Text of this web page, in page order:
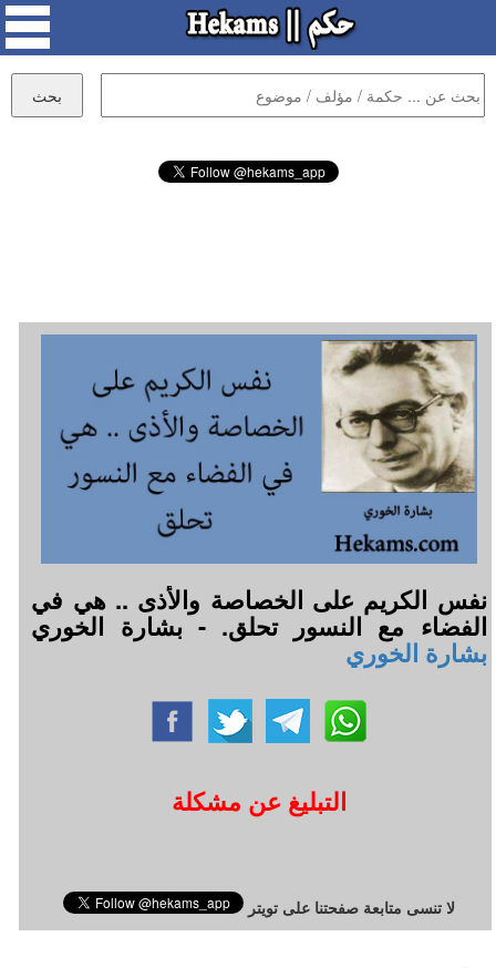
نفس الكريم على الخصاصة والأذى .. هي في
الفضاء مع النسور تحلق. - بشارة الخوري
بشارة الخوري
التبليغ عن مشكلة
لا تنسى متابعة صفحتنا على تويتر